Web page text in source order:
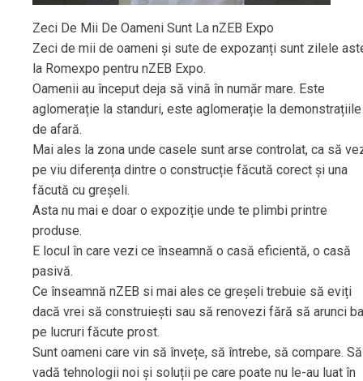
Zeci De Mii De Oameni Sunt La nZEB Expo
Zeci de mii de oameni și sute de expozanți sunt zilele
la Romexpo pentru nZEB Expo.
Oamenii au început deja să vină în număr mare. Este
aglomerație la standuri, este aglomerație la demonstrațiile
de afară.
Mai ales la zona unde casele sunt arse controlat, ca să
pe viu diferența dintre o construcție făcută corect și una
făcută cu greșeli.
Asta nu mai e doar o expoziție unde te plimbi printre
produse.
E locul în care vezi ce înseamnă o casă eficientă, o casă
pasivă.
Ce înseamnă nZEB si mai ales ce greșeli trebuie să eviți
dacă vrei să construiești sau să renovezi fără să arunci
pe lucruri făcute prost.
Sunt oameni care vin să învețe, să întrebe, să compare. Să
vadă tehnologii noi și soluții pe care poate nu le-au luat în